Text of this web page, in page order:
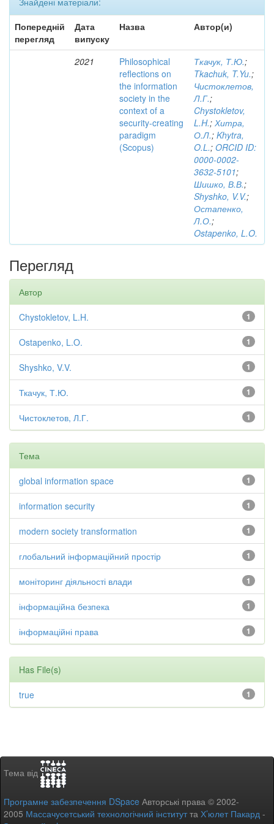
Попередній
перегляд
Дата
випуску
Назва Автор(и)
2021
Philosophical
reflections on
the information
society in the
context of a
security-creating
paradigm
(Scopus)
Ткачук, Т.Ю.;
Tkachuk, T.Yu.;
Чистоклетов,
Л.Г.;
Chystokletov,
L.H.; Хитра,
О.Л.; Khytra,
O.L.; ORCID ID:
0000-0002-
3632-5101;
Шишко, В.В.;
Shyshko, V.V.;
Остапенко,
Л.О.;
Ostapenko, L.O.
Перегляд
Автор
1
Chystokletov, L.H.
1
Ostapenko, L.O.
1
Shyshko, V.V.
1
Ткачук, Т.Ю.
1
Чистоклетов, Л.Г.
Тема
1
global information space
1
information security
1
modern society transformation
1
глобальний інформаційний простір
1
моніторинг діяльності влади
1
інформаційна безпека
1
інформаційні права
Has File(s)
1
true
Тема від
Програмне забезпечення DSpace Авторські права © 2002-
2005 Массачусетський технологічний інститутта Х’юлет Пакард -